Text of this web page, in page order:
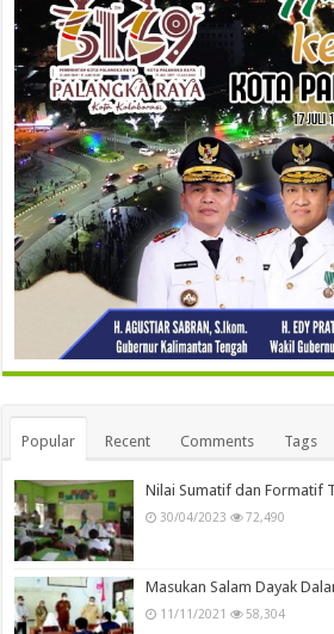
Popular Recent Comments Tags
Nilai Sumatif dan Formatif
30/04/2023 72,490
Masukan Salam Dayak
11/11/2021 58,304